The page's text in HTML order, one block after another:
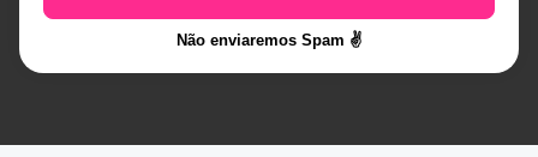
Não enviaremos Spam ✌️